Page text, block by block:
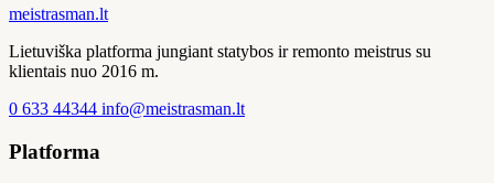
meistrasman.lt
Lietuviška platforma jungiant statybos ir remonto meistrus su
klientais nuo 2016 m.
0 633 44344 info@meistrasman.lt
Platforma